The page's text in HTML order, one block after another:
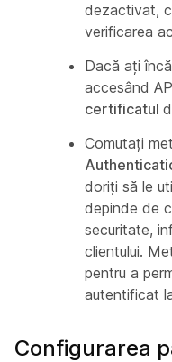
dezactivat,
verificarea
Dacă ați
accesând
certificatul
Comutați
doriți să le
depinde de
securitate,
clientului.
pentru a
autentificat
Configurarea